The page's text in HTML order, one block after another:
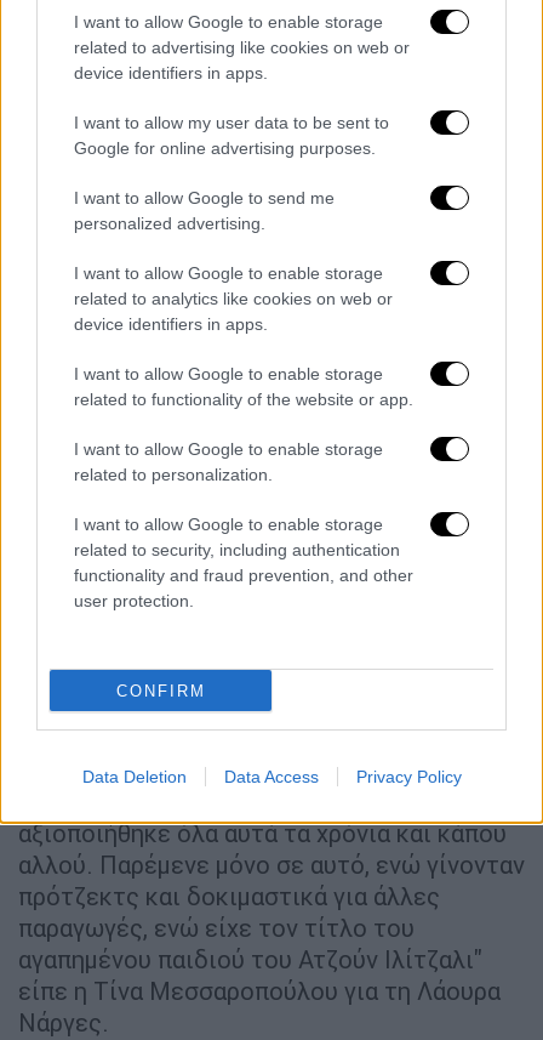
I want to allow Google to enable storage
related to advertising like cookies on web or
device identifiers in apps.
I want to allow my user data to be sent to
Google for online advertising purposes.
I want to allow Google to send me
personalized advertising.
I want to allow Google to enable storage
related to analytics like cookies on web or
device identifiers in apps.
I want to allow Google to enable storage
related to functionality of the website or app.
I want to allow Google to enable storage
related to personalization.
I want to allow Google to enable storage
related to security, including authentication
functionality and fraud prevention, and other
user protection.
CONFIRM
Data Deletion Data Access Privacy Policy
The Voice και είναι σαν να εξαφανίζεται
μετά.
A post shared by Laura Narjes (@lauranarjes)
αξιοποιήθηκε όλα αυτά τα χρόνια και κάπου
αλλού. Παρέμενε μόνο σε αυτό, ενώ γίνονταν
πρότζεκτς και δοκιμαστικά για άλλες
παραγωγές, ενώ είχε τον τίτλο του
αγαπημένου παιδιού του Ατζούν Ιλίτζαλι"
είπε η Τίνα Μεσσαροπούλου για τη Λάουρα
Νάργες.